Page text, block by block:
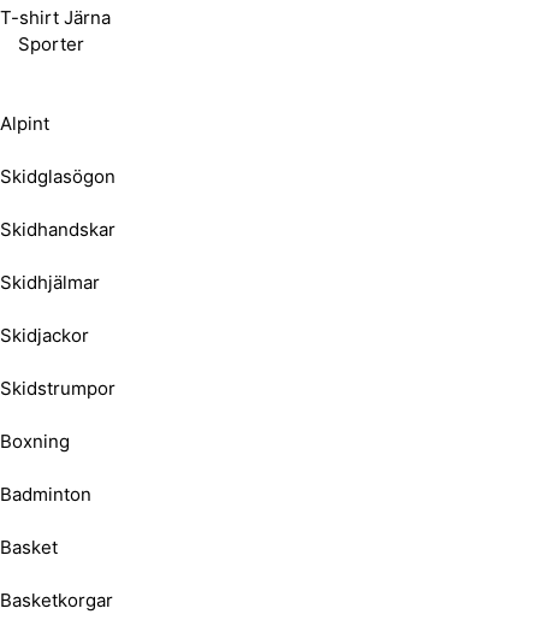
T-shirt Järna
Sporter
Alpint
Skidglasögon
Skidhandskar
Skidhjälmar
Skidjackor
Skidstrumpor
Boxning
Badminton
Basket
Basketkorgar